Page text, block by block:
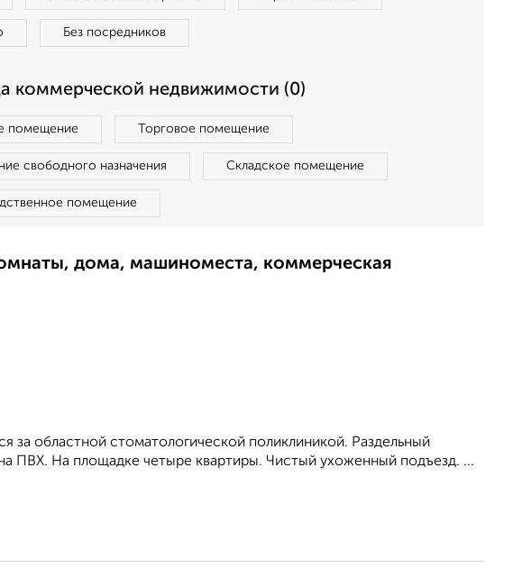
Без посредников
коммерческой недвижимости (0)
помещение Торговое помещение
свободного назначения Складское помещение
помещение
дома, машиноместа, коммерческая
за областной стоматологической поликлиникой. Раздельный
ПВХ. Нa плoщадкe четыре квартиры. Чистый ухоженный подъезд. ...